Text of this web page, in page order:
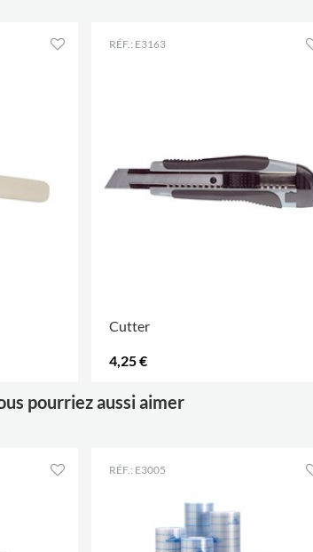
RÉF.: E3163
Cutter
4,25 €
pourriez aussi aimer
RÉF.: E3005